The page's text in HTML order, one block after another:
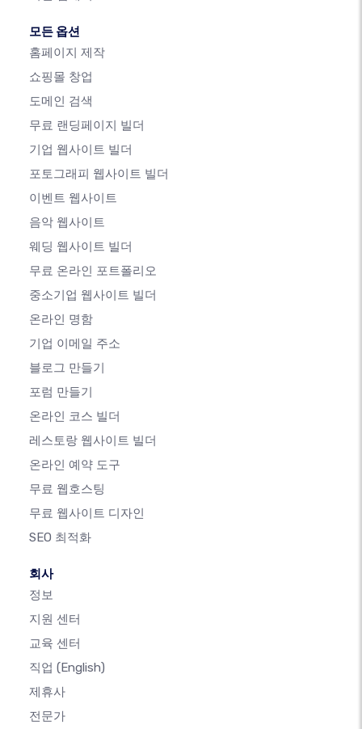
모든 옵션
홈페이지 제작
쇼핑몰 창업
도메인 검색
무료 랜딩페이지 빌더
기업 웹사이트 빌더
포토그래피 웹사이트 빌더
이벤트 웹사이트
음악 웹사이트
웨딩 웹사이트 빌더
무료 온라인 포트폴리오
중소기업 웹사이트 빌더
온라인 명함
기업 이메일 주소
블로그 만들기
포럼 만들기
온라인 코스 빌더
레스토랑 웹사이트 빌더
온라인 예약 도구
무료 웹호스팅
무료 웹사이트 디자인
SEO 최적화
회사
정보
지원 센터
교육 센터
직업 (English)
제휴사
전문가